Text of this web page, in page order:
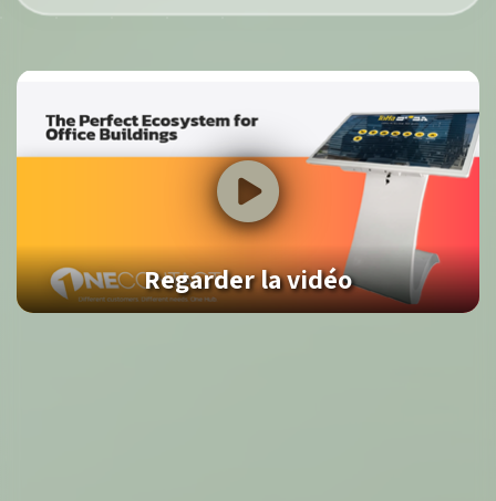
Regarder la vidéo